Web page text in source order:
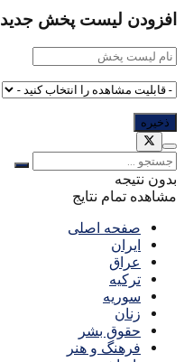
افزودن لیست پخش جدید
بدون نتیجه
مشاهده تمام نتایج
صفحه اصلی
ایران
عراق
ترکیه
سوریه
زنان
حقوق بشر
فرهنگ و هنر